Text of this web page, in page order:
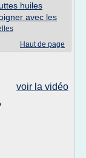
huiles
avec les
Haut de page
voir la vidéo